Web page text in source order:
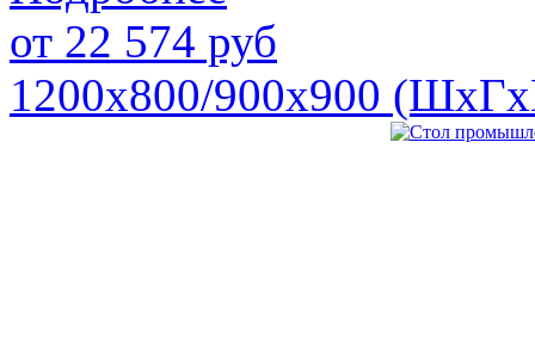
от 22 574 руб
1200х800/900х900